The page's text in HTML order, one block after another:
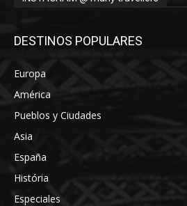
DESTINOS POPULARES
Europa
América
Pueblos y Ciudades
Asia
España
História
Especiales